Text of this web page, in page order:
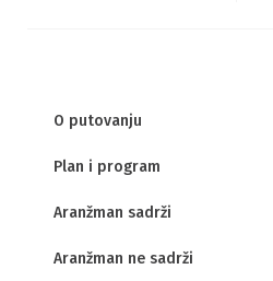
O putovanju
Plan i program
Aranžman sadrži
Aranžman ne sadrži